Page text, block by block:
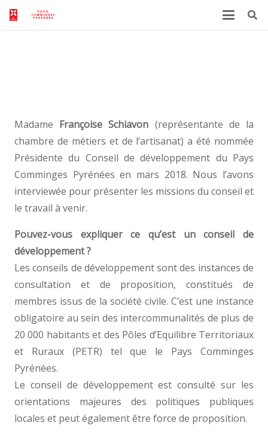
Madame Françoise Schiavon (représentante de la
chambre de métiers et de l’artisanat) a été nommée
Présidente du Conseil de développement du Pays
Comminges Pyrénées en mars 2018. Nous l’avons
interviewée pour présenter les missions du conseil et
le travail à venir.
Pouvez-vous expliquer ce qu’est un conseil de
développement ?
Les conseils de développement sont des instances de
consultation et de proposition, constitués de
membres issus de la société civile. C’est une instance
obligatoire au sein des intercommunalités de plus de
20 000 habitants et des Pôles d’Equilibre Territoriaux
et Ruraux (PETR) tel que le Pays Comminges
Pyrénées.
Le conseil de développement est consulté sur les
orientations majeures des politiques publiques
locales et peut également être force de proposition.